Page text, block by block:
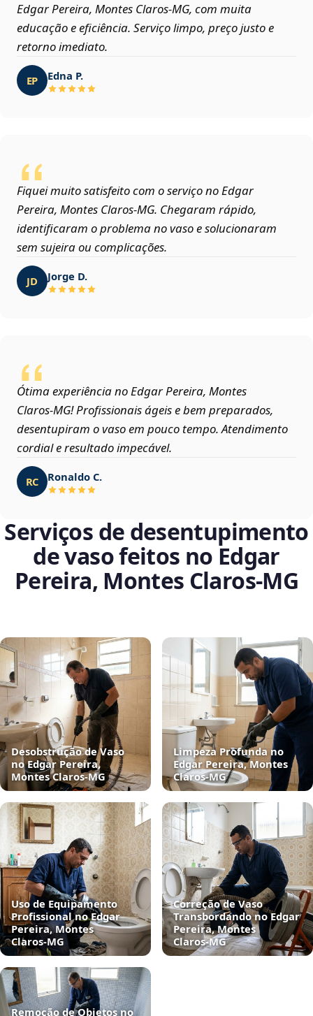
Edgar Pereira, Montes Claros‑MG, com muita
educação e eficiência. Serviço limpo, preço justo e
retorno imediato.
EP Edna P.
Fiquei muito satisfeito com o serviço no Edgar
Pereira, Montes Claros‑MG. Chegaram rápido,
identificaram o problema no vaso e solucionaram
sem sujeira ou complicações.
JD Jorge D.
Ótima experiência no Edgar Pereira, Montes
Claros‑MG! Profissionais ágeis e bem preparados,
desentupiram o vaso em pouco tempo. Atendimento
cordial e resultado impecável.
RC Ronaldo C.
Serviços de desentupimento
de vaso feitos no Edgar
Pereira, Montes Claros‑MG
Desobstrução de Vaso
no Edgar Pereira,
Montes Claros‑MG
Limpeza Profunda no
Edgar Pereira, Montes
Claros‑MG
Uso de Equipamento
Profissional no Edgar
Pereira, Montes
Claros‑MG
Correção de Vaso
Transbordando no Edgar
Pereira, Montes
Claros‑MG
Remoção de Objetos no